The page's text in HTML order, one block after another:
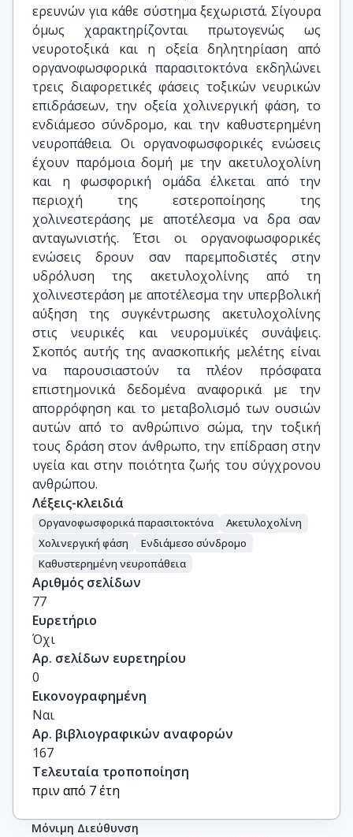
ερευνών για κάθε σύστημα ξεχωριστά. Σίγουρα
όμως χαρακτηρίζονται πρωτογενώς ως
νευροτοξικά και η οξεία δηλητηρίαση από
οργανοφωσφορικά παρασιτοκτόνα εκδηλώνει
τρεις διαφορετικές φάσεις τοξικών νευρικών
επιδράσεων, την οξεία χολινεργική φάση, το
ενδιάμεσο σύνδρομο, και την καθυστερημένη
νευροπάθεια. Οι οργανοφωσφορικές ενώσεις
έχουν παρόμοια δομή με την ακετυλοχολίνη
και η φωσφορική ομάδα έλκεται από την
περιοχή της εστεροποίησης της
χολινεστεράσης με αποτέλεσμα να δρα σαν
ανταγωνιστής. Έτσι οι οργανοφωσφορικές
ενώσεις δρουν σαν παρεμποδιστές στην
υδρόλυση της ακετυλοχολίνης από τη
χολινεστεράση με αποτέλεσμα την υπερβολική
αύξηση της συγκέντρωσης ακετυλοχολίνης
στις νευρικές και νευρομυϊκές συνάψεις.
Σκοπός αυτής της ανασκοπικής μελέτης είναι
να παρουσιαστούν τα πλέον πρόσφατα
επιστημονικά δεδομένα αναφορικά με την
απορρόφηση και το μεταβολισμό των ουσιών
αυτών από το ανθρώπινο σώμα, την τοξική
τους δράση στον άνθρωπο, την επίδραση στην
υγεία και στην ποιότητα ζωής του σύγχρονου
ανθρώπου.
Λέξεις-κλειδιά
Οργανοφωσφορικά παρασιτοκτόνα
Ακετυλοχολίνη
Χολινεργική φάση
Ενδιάμεσο σύνδρομο
Καθυστερημένη νευροπάθεια
Αριθμός σελίδων
77
Ευρετήριο
Όχι
Αρ. σελίδων ευρετηρίου
0
Εικονογραφημένη
Ναι
Αρ. βιβλιογραφικών αναφορών
167
Τελευταία τροποποίηση
πριν από 7 έτη
Μόνιμη Διεύθυνση